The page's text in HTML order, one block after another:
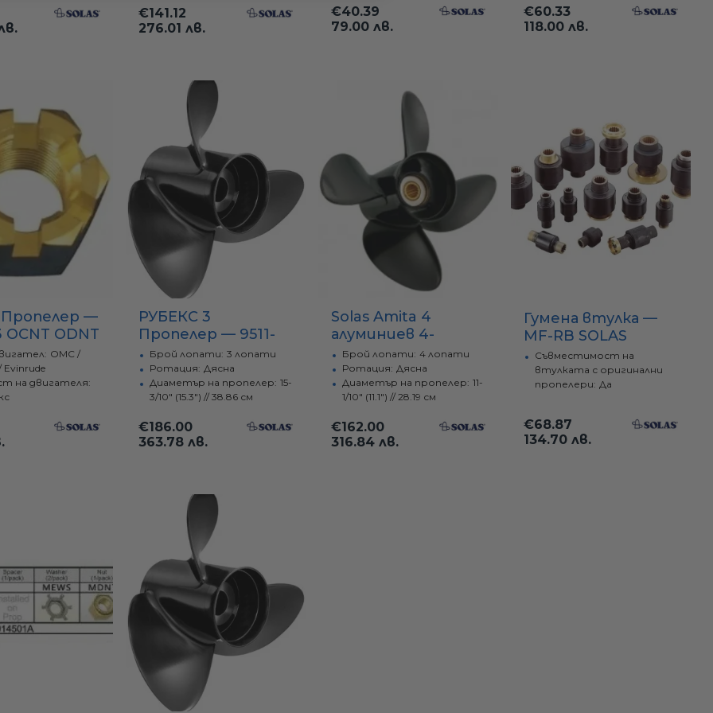
€141.12
276.01 лв.
€40.39
79.00 лв.
€60.33
118.00 лв.
—
OCNT ODNT
OMC /
Evinrude
на двигателя:
РУБЕКС 3
Пропелер — 9511-
153-13 E3x15.3x13R
SOLAS
Брой лопати: 3 лопати
Ротация: Дясна
Диаметър на пропелер: 15-
3/10" (15.3") // 38.86 см
€186.00
363.78 лв.
Solas Amita 4
алуминиев 4-
лопатен пропелер
11.1x11 за
Yamaha/Honda 25-
60 к.с.
Брой лопати: 4 лопати
Ротация: Дясна
Диаметър на пропелер: 11-
1/10" (11.1") // 28.19 см
€162.00
316.84 лв.
Гумена втулка —
MF-RB SOLAS
Съвместимост на
втулката с оригинални
пропелери: Да
€68.87
134.70 лв.